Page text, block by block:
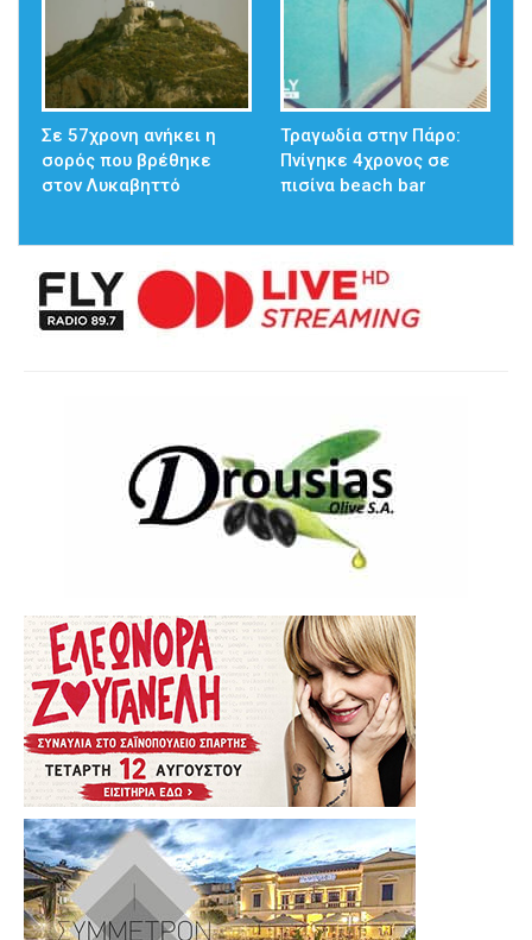
Σε 57χρονη ανήκει η
σορός που βρέθηκε
στον Λυκαβηττό
Τραγωδία στην Πάρο:
Πνίγηκε 4χρονος σε
πισίνα beach bar